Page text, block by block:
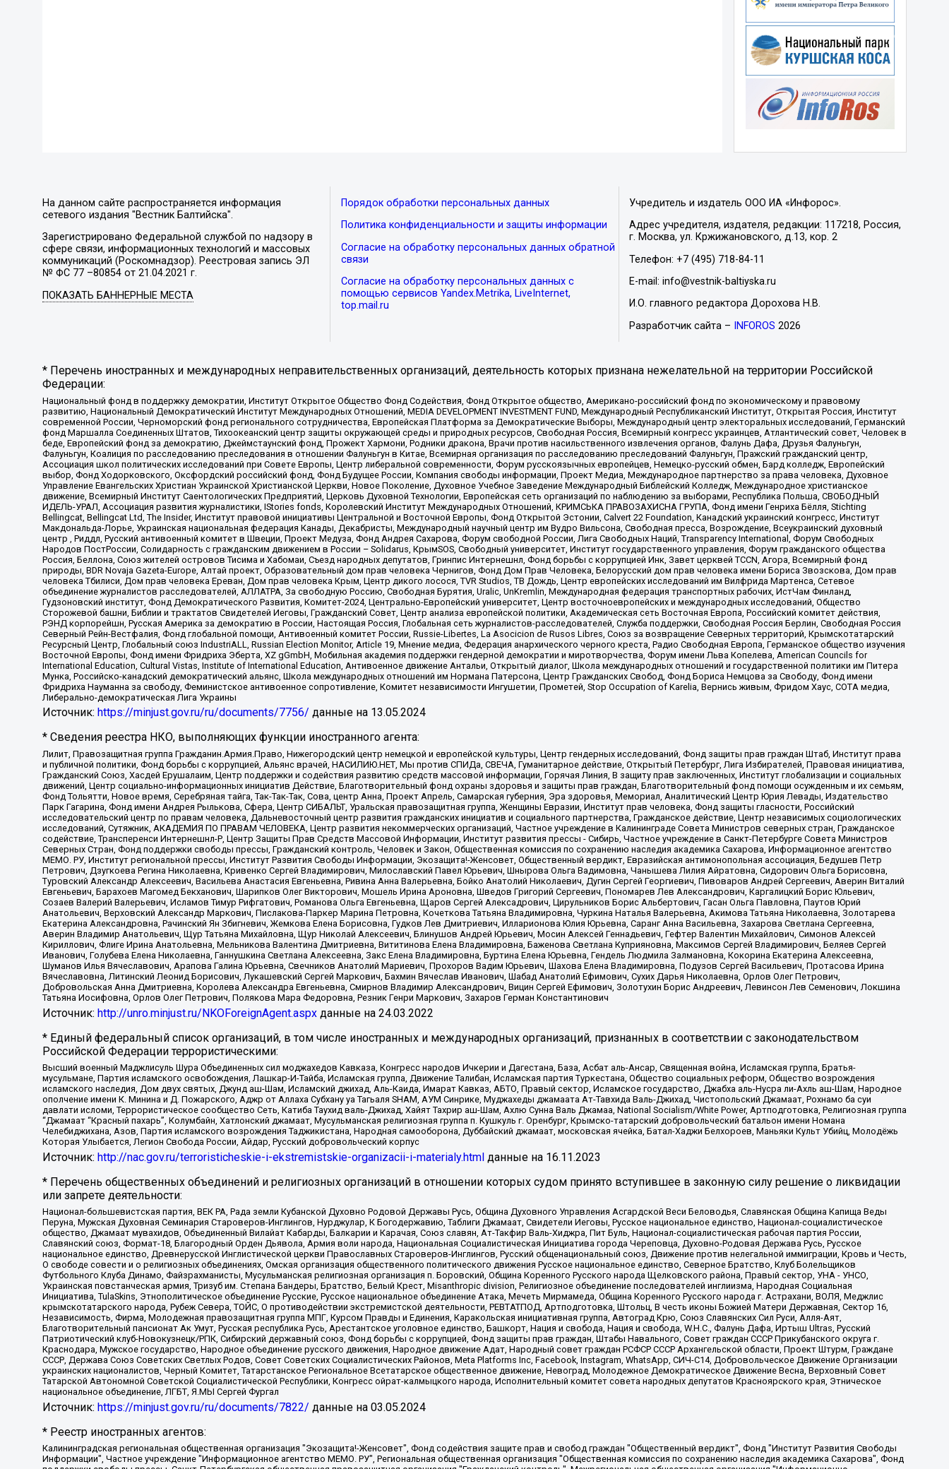
На данном сайте распространяется информация
сетевого издания "Вестник Балтийска".
Зарегистрировано Федеральной службой по надзору в
сфере связи, информационных технологий и массовых
коммуникаций (Роскомнадзор). Реестровая запись ЭЛ
№ ФС 77 –80854 от 21.04.2021 г.
ПОКАЗАТЬ БАННЕРНЫЕ МЕСТА
Порядок обработки персональных данных
Политика конфиденциальности и защиты информации
Согласие на обработку персональных данных обратной
связи
Согласие на обработку персональных данных с
помощью сервисов Yandex.Metrika, LiveInternet,
top.mail.ru
Учредитель и издатель ООО ИА «Инфорос».
Адрес учредителя, издателя, редакции: 117218, Россия,
г. Москва, ул. Кржижановского, д.13, кор. 2
Телефон: +7 (495) 718-84-11
E-mail: info@vestnik-baltiyska.ru
И.О. главного редактора Дорохова Н.В.
Разработчик сайта –
INFOROS 2026
* Перечень иностранных и международных неправительственных организаций, деятельность которых признана нежелательной на территории Российской
Федерации:
Национальный фонд в поддержку демократии, Институт Открытое Общество Фонд Содействия, Фонд Открытое общество, Американо-российский фонд по экономическому и правовому
развитию, Национальный Демократический Институт Международных Отношений, MEDIA DEVELOPMENT INVESTMENT FUND, Международный Республиканский Институт, Открытая Россия, Институт
современной России, Черноморский фонд регионального сотрудничества, Европейская Платформа за Демократические Выборы, Международный центр электоральных исследований, Германский
фонд Маршалла Соединенных Штатов, Тихоокеанский центр защиты окружающей среды и природных ресурсов, Свободная Россия, Всемирный конгресс украинцев, Атлантический совет, Человек в
беде, Европейский фонд за демократию, Джеймстаунский фонд, Прожект Хармони, Родники дракона, Врачи против насильственного извлечения органов, Фалунь Дафа, Друзья Фалуньгун,
Фалуньгун, Коалиция по расследованию преследования в отношении Фалуньгун в Китае, Всемирная организация по расследованию преследований Фалуньгун, Пражский гражданский центр,
Ассоциация школ политических исследований при Совете Европы, Центр либеральной современности, Форум русскоязычных европейцев, Немецко-русский обмен, Бард колледж, Европейский
выбор, Фонд Ходорковского, Оксфордский российский фонд, Фонд Будущее России, Компания свободы информации, Проект Медиа, Международное партнерство за права человека, Духовное
Управление Евангельских Христиан Украинской Христианской Церкви, Новое Поколение, Духовное Учебное Заведение Международный Библейский Колледж, Международное христианское
движение, Всемирный Институт Саентологических Предприятий, Церковь Духовной Технологии, Европейская сеть организаций по наблюдению за выборами, Республика Польша, СВОБОДНЫЙ
ИДЕЛЬ-УРАЛ, Ассоциация развития журналистики, IStories fonds, Королевский Институт Международных Отношений, КРИМСЬКА ПРАВОЗАХИСНА ГРУПА, Фонд имени Генриха Бёлля, Stichting
Bellingcat, Bellingcat Ltd, The Insider, Институт правовой инициативы Центральной и Восточной Европы, Фонд Открытой Эстонии, Calvert 22 Foundation, Канадский украинский конгресс, Институт
Макдональда-Лорье, Украинская национальная федерация Канады, Декабристы, Международный научный центр им Вудро Вильсона, Свободная пресса, Возрождение, Всеукраинский духовный
центр , Риддл, Русский антивоенный комитет в Швеции, Проект Медуза, Фонд Андрея Сахарова, Форум свободной России, Лига Свободных Наций, Transparеncy International, Форум Свободных
Народов ПостРоссии, Солидарность с гражданским движением в России – Solidarus, КрымSOS, Свободный университет, Институт государственного управления, Форум гражданского общества
Россия, Беллона, Союз жителей островов Тисима и Хабомаи, Съезд народных депутатов, Гринпис Интернешнл, Фонд борьбы с коррупцией Инк, Завет церквей TCCN, Агора, Всемирный фонд
природы, BDR Novaja Gazeta-Europe, Алтай проект, Образовательный дом прав человека Чернигов, Фонд Дом Прав Человека, Белорусский дом прав человека имени Бориса Звозскова, Дом прав
человека Тбилиси, Дом прав человека Ереван, Дом прав человека Крым, Центр дикого лосося, TVR Studios, ТВ Дождь, Центр европейских исследований им Вилфрида Мартенса, Сетевое
объединение журналистов расследователей, АЛЛАТРА, За свободную Россию, Свободная Бурятия, Uralic, UnKremlin, Международная федерация транспортных рабочих, ИстЧам Финланд,
Гудзоновский институт, Фонд Демократического Развития, Комитет-2024, Центрально-Европейский университет, Центр восточноевропейских и международных исследований, Общество
Сторожевой башни, Библии и трактатов Свидетелей Иеговы, Гражданский Совет, Центр анализа европейской политики, Академическая сеть Восточная Европа, Российский комитет действия,
РЭНД корпорейшн, Русская Америка за демократию в России, Настоящая Россия, Глобальная сеть журналистов-расследователей, Служба поддержки, Свободная Россия Берлин, Свободная Россия
Северный Рейн-Вестфалия, Фонд глобальной помощи, Антивоенный комитет России, Russie-Libertes, La Asocicion de Rusos Libres, Союз за возвращение Северных территорий, Крымскотатарский
Ресурсный Центр, Глобальный союз IndustriALL, Russian Election Monitor, Article 19, Мнение медиа, Федерация анархического черного креста, Радио Свободная Европа, Германское общество изучения
Восточной Европы, Фонд имени Фридриха Эберта, XZ gGmbH, Мобильная академия поддержки гендерной демократии и миротворчества, Форум имени Льва Копелева, American Councils for
International Education, Cultural Vistas, Institute of International Education, Антивоенное движение Антальи, Открытый диалог, Школа международных отношений и государственной политики им Питера
Мунка, Российско-канадский демократический альянс, Школа международных отношений им Нормана Патерсона, Центр Гражданских Свобод, Фонд Бориса Немцова за Свободу, Фонд имени
Фридриха Науманна за свободу, Феминистское антивоенное сопротивление, Комитет независимости Ингушетии, Прометей, Stop Occupation of Karelia, Вернись живым, Фридом Хаус, СОТА медиа,
Либерально-демократическая Лига Украины
Источник: https://minjust.gov.ru/ru/documents/7756/ данные на 13.05.2024
* Сведения реестра НКО, выполняющих функции иностранного агента:
Лилит, Правозащитная группа Гражданин.Армия.Право, Нижегородский центр немецкой и европейской культуры, Центр гендерных исследований, Фонд защиты прав граждан Штаб, Институт права
и публичной политики, Фонд борьбы с коррупцией, Альянс врачей, НАСИЛИЮ.НЕТ, Мы против СПИДа, СВЕЧА, Гуманитарное действие, Открытый Петербург, Лига Избирателей, Правовая инициатива,
Гражданский Союз, Хасдей Ерушалаим, Центр поддержки и содействия развитию средств массовой информации, Горячая Линия, В защиту прав заключенных, Институт глобализации и социальных
движений, Центр социально-информационных инициатив Действие, Благотворительный фонд охраны здоровья и защиты прав граждан, Благотворительный фонд помощи осужденным и их семьям,
Фонд Тольятти, Новое время, Серебряная тайга, Так-Так-Так, Сова, центр Анна, Проект Апрель, Самарская губерния, Эра здоровья, Мемориал, Аналитический Центр Юрия Левады, Издательство
Парк Гагарина, Фонд имени Андрея Рылькова, Сфера, Центр СИБАЛЬТ, Уральская правозащитная группа, Женщины Евразии, Институт прав человека, Фонд защиты гласности, Российский
исследовательский центр по правам человека, Дальневосточный центр развития гражданских инициатив и социального партнерства, Гражданское действие, Центр независимых социологических
исследований, Сутяжник, АКАДЕМИЯ ПО ПРАВАМ ЧЕЛОВЕКА, Центр развития некоммерческих организаций, Частное учреждение в Калининграде Совета Министров северных стран, Гражданское
содействие, Трансперенси Интернешнл-Р, Центр Защиты Прав Средств Массовой Информации, Институт развития прессы - Сибирь, Частное учреждение в Санкт-Петербурге Совета Министров
Северных Стран, Фонд поддержки свободы прессы, Гражданский контроль, Человек и Закон, Общественная комиссия по сохранению наследия академика Сахарова, Информационное агентство
МЕМО. РУ, Институт региональной прессы, Институт Развития Свободы Информации, Экозащита!-Женсовет, Общественный вердикт, Евразийская антимонопольная ассоциация, Бедушев Петр
Петрович, Дзугкоева Регина Николаевна, Кривенко Сергей Владимирович, Милославский Павел Юрьевич, Шнырова Ольга Вадимовна, Чанышева Лилия Айратовна, Сидорович Ольга Борисовна,
Туровский Александр Алексеевич, Васильева Анастасия Евгеньевна, Ривина Анна Валерьевна, Бойко Анатолий Николаевич, Дугин Сергей Георгиевич, Пивоваров Андрей Сергеевич, Аверин Виталий
Евгеньевич, Барахоев Магомед Бекханович, Шарипков Олег Викторович, Мошель Ирина Ароновна, Шведов Григорий Сергеевич, Пономарев Лев Александрович, Каргалицкий Борис Юльевич,
Созаев Валерий Валерьевич, Исламов Тимур Рифгатович, Романова Ольга Евгеньевна, Щаров Сергей Алексадрович, Цирульников Борис Альбертович, Гасан Ольга Павловна, Паутов Юрий
Анатольевич, Верховский Александр Маркович, Пислакова-Паркер Марина Петровна, Кочеткова Татьяна Владимировна, Чуркина Наталья Валерьевна, Акимова Татьяна Николаевна, Золотарева
Екатерина Александровна, Рачинский Ян Збигневич, Жемкова Елена Борисовна, Гудков Лев Дмитриевич, Илларионова Юлия Юрьевна, Саранг Анна Васильевна, Захарова Светлана Сергеевна,
Аверин Владимир Анатольевич, Щур Татьяна Михайловна, Щур Николай Алексеевич, Блинушов Андрей Юрьевич, Мосин Алексей Геннадьевич, Гефтер Валентин Михайлович, Симонов Алексей
Кириллович, Флиге Ирина Анатольевна, Мельникова Валентина Дмитриевна, Вититинова Елена Владимировна, Баженова Светлана Куприяновна, Максимов Сергей Владимирович, Беляев Сергей
Иванович, Голубева Елена Николаевна, Ганнушкина Светлана Алексеевна, Закс Елена Владимировна, Буртина Елена Юрьевна, Гендель Людмила Залмановна, Кокорина Екатерина Алексеевна,
Шуманов Илья Вячеславович, Арапова Галина Юрьевна, Свечников Анатолий Мариевич, Прохоров Вадим Юрьевич, Шахова Елена Владимировна, Подузов Сергей Васильевич, Протасова Ирина
Вячеславовна, Литинский Леонид Борисович, Лукашевский Сергей Маркович, Бахмин Вячеслав Иванович, Шабад Анатолий Ефимович, Сухих Дарья Николаевна, Орлов Олег Петрович,
Добровольская Анна Дмитриевна, Королева Александра Евгеньевна, Смирнов Владимир Александрович, Вицин Сергей Ефимович, Золотухин Борис Андреевич, Левинсон Лев Семенович, Локшина
Татьяна Иосифовна, Орлов Олег Петрович, Полякова Мара Федоровна, Резник Генри Маркович, Захаров Герман Константинович
Источник: http://unro.minjust.ru/NKOForeignAgent.aspx данные на 24.03.2022
* Единый федеральный список организаций, в том числе иностранных и международных организаций, признанных в соответствии с законодательством
Российской Федерации террористическими:
Высший военный Маджлисуль Шура Объединенных сил моджахедов Кавказа, Конгресс народов Ичкерии и Дагестана, База, Асбат аль-Ансар, Священная война, Исламская группа, Братья-
мусульмане, Партия исламского освобождения, Лашкар-И-Тайба, Исламская группа, Движение Талибан, Исламская партия Туркестана, Общество социальных реформ, Общество возрождения
исламского наследия, Дом двух святых, Джунд аш-Шам, Исламский джихад, Аль-Каида, Имарат Кавказ, АБТО, Правый сектор, Исламское государство, Джабха аль-Нусра ли-Ахль аш-Шам, Народное
ополчение имени К. Минина и Д. Пожарского, Аджр от Аллаха Субхану уа Тагьаля SHAM, АУМ Синрике, Муджахеды джамаата Ат-Тавхида Валь-Джихад, Чистопольский Джамаат, Рохнамо ба суи
давлати исломи, Террористическое сообщество Сеть, Катиба Таухид валь-Джихад, Хайят Тахрир аш-Шам, Ахлю Сунна Валь Джамаа, National Socialism/White Power, Артподготовка, Религиозная группа
“Джамаат “Красный пахарь”, Колумбайн, Хатлонский джамаат, Мусульманская религиозная группа п. Кушкуль г. Оренбург, Крымско-татарский добровольческий батальон имени Номана
Челебиджихана, Азов, Партия исламского возрождения Таджикистана, Народная самооборона, Дуббайский джамаат, московская ячейка, Батал-Хаджи Белхороев, Маньяки Культ Убийц, Молодёжь
Которая Улыбается, Легион Свобода России, Айдар, Русский добровольческий корпус
Источник: http://nac.gov.ru/terroristicheskie-i-ekstremistskie-organizacii-i-materialy.html данные на 16.11.2023
* Перечень общественных объединений и религиозных организаций в отношении которых судом принято вступившее в законную силу решение о ликвидации
или запрете деятельности:
Национал-большевистская партия, ВЕК РА, Рада земли Кубанской Духовно Родовой Державы Русь, Община Духовного Управления Асгардской Веси Беловодья, Славянская Община Капища Веды
Перуна, Мужская Духовная Семинария Староверов-Инглингов, Нурджулар, К Богодержавию, Таблиги Джамаат, Свидетели Иеговы, Русское национальное единство, Национал-социалистическое
общество, Джамаат мувахидов, Объединенный Вилайат Кабарды, Балкарии и Карачая, Союз славян, Ат-Такфир Валь-Хиджра, Пит Буль, Национал-социалистическая рабочая партия России,
Славянский союз, Формат-18, Благородный Орден Дьявола, Армия воли народа, Национальная Социалистическая Инициатива города Череповца, Духовно-Родовая Держава Русь, Русское
национальное единство, Древнерусской Инглистической церкви Православных Староверов-Инглингов, Русский общенациональный союз, Движение против нелегальной иммиграции, Кровь и Честь,
О свободе совести и о религиозных объединениях, Омская организация общественного политического движения Русское национальное единство, Северное Братство, Клуб Болельщиков
Футбольного Клуба Динамо, Файзрахманисты, Мусульманская религиозная организация п. Боровский, Община Коренного Русского народа Щелковского района, Правый сектор, УНА - УНСО,
Украинская повстанческая армия, Тризуб им. Степана Бандеры, Братство, Белый Крест, Misanthropic division, Религиозное объединение последователей инглиизма, Народная Социальная
Инициатива, TulaSkins, Этнополитическое объединение Русские, Русское национальное объединение Атака, Мечеть Мирмамеда, Община Коренного Русского народа г. Астрахани, ВОЛЯ, Меджлис
крымскотатарского народа, Рубеж Севера, ТОЙС, О противодействии экстремистской деятельности, РЕВТАТПОД, Артподготовка, Штольц, В честь иконы Божией Матери Державная, Сектор 16,
Независимость, Фирма, Молодежная правозащитная группа МПГ, Курсом Правды и Единения, Каракольская инициативная группа, Автоград Крю, Союз Славянских Сил Руси, Алля-Аят,
Благотворительный пансионат Ак Умут, Русская республика Русь, Арестантское уголовное единство, Башкорт, Нация и свобода, Нация и свобода, W.H.С., Фалунь Дафа, Иртыш Ultras, Русский
Патриотический клуб-Новокузнецк/РПК, Сибирский державный союз, Фонд борьбы с коррупцией, Фонд защиты прав граждан, Штабы Навального, Совет граждан СССР Прикубанского округа г.
Краснодара, Мужское государство, Народное объединение русского движения, Народное движение Адат, Народный совет граждан РСФСР СССР Архангельской области, Проект Штурм, Граждане
СССР, Держава Союз Советских Светлых Родов, Совет Советских Социалистических Районов, Meta Platforms Inc, Facebook, Instagram, WhatsApp, СИЧ-С14, Добровольческое Движение Организации
украинских националистов, Черный Комитет, Татарстанское Региональное Всетатарское общественное движение, Невоград, Молодежное Демократическое Движение Весна, Верховный Совет
Татарской Автономной Советской Социалистической Республики, Конгресс ойрат-калмыцкого народа, Исполнительный комитет совета народных депутатов Красноярского края, Этническое
национальное объединение, ЛГБТ, Я.МЫ Сергей Фургал
Источник: https://minjust.gov.ru/ru/documents/7822/ данные на 03.05.2024
* Реестр иностранных агентов:
Калининградская региональная общественная организация "Экозащита!-Женсовет", Фонд содействия защите прав и свобод граждан "Общественный вердикт", Фонд "Институт Развития Свободы Информации", Частное учреждение "Информационное агентство МЕМО. РУ", Региональная общественная организация "Общественная комиссия по сохранению наследия академика Сахарова", Фонд поддержки свободы прессы, Санкт-Петербургская общественная правозащитная организация "Гражданский контроль", Межрегиональная общественная организация "Информационно-просветительский центр "Мемориал", Региональный Фонд "Центр Защиты Прав Средств Массовой Информации", с 05.12.2023 Фонд "Центр Защиты Прав Средств массовой информации", Региональная общественная благотворительная организация помощи беженцам и мигрантам "Гражданское содействие", Негосударственное образовательное учреждение дополнительного профессионального образования (повышение квалификации) специалистов "АКАДЕМИЯ ПО ПРАВАМ ЧЕЛОВЕКА", Свердловская региональная общественная организация "Сутяжник", Автономная некоммерческая организация "Центр независимых социологических исследований", Союз общественных объединений "Российский исследовательский центр по правам человека", Региональное общественное учреждение научно-информационный центр "МЕМОРИАЛ", Некоммерческая организация "Фонд защиты гласности", Автономная некоммерческая организация "Институт прав человека", Городская общественная организация "Екатеринбургское общество "МЕМОРИАЛ", Городская общественная организация "Рязанское историко-просветительское и правозащитное общество "Мемориал" (Рязанский Мемориал), Челябинский региональный орган общественной самодеятельности – женское общественное объединение "Женщины Евразии", Челябинский региональный орган общественной самодеятельности "Уральская правозащитная группа", Фонд содействия защите здоровья и социальной справедливости имени Андрея Рылькова, Автономная Некоммерческая Организация "Аналитический Центр Юрия Левады", Автономная некоммерческая организация социальной поддержки населения "Проект Апрель", Региональная общественная организация помощи женщинам и детям, находящимся в кризисной ситуации "Информационно-методический центр "Анна", Фонд содействия развитию массовых коммуникаций и правовому просвещению "Так-так-Так", Фонд содействия устойчивому развитию "Серебряная тайга", Свердловский региональный общественный фонд социальных проектов "Новое время", "Idel.Реалии", Кавказ.Реалии, Крым.Реалии, Телеканал Настоящее Время, Татаро-башкирская служба Радио Свобода (Azatliq Radiosi), Радио Свободная Европа/Радио Свобода (PCE/PC), "Сибирь.Реалии", "Фактограф", Благотворительный фонд помощи осужденным и их семьям, Автономная некоммерческая организация "Институт глобализации и социальных движений", Фонд "В защиту прав заключенных", Частное учреждение "Центр поддержки и содействия развитию средств массовой информации", Пензенский региональный общественный благотворительный фонд "Гражданский союз", "Север.Реалии", Некоммерческая организация Фонд "Правовая инициатива", Общество с ограниченной ответственностью "Радио Свободная Европа/Радио Свобода", Чешское информационное агентство "MEDIUM-ORIENT", Красноярская региональная общественная организация "Мы против СПИДа", Камалягин Денис Николаевич, Маркелов Сергей Евгеньевич, Пономарев Лев Александрович, Савицкая Людмила Алексеевна, Автономная некоммерческая организация "Центр по работе с проблемой насилия "НАСИЛИЮ.НЕТ", Межрегиональный профессиональный союз работников здравоохранения "Альянс врачей", Юридическое лицо, зарегистрированное в Латвийской Республике, SIA "Medusa Project" (регистрационный номер 40103797863, дата регистрации 10.06.2014), Некоммерческая организация "Фонд по борьбе с коррупцией", Автономная некоммерческая организация "Институт права и публичной политики", Баданин Роман Сергеевич, Гликин Максим Александрович, Железнова Мария Михайловна, Лукьянова Юлия Сергеевна, Маетная Елизавета Витальевна, Маняхин Петр Борисович, Чуракова Ольга Владимировна, Ярош Юлия Петровна, Юридическое лицо "The Insider SIA", зарегистрированное в Риге, Латвийская Республика (дата регистрации 26.06.2015), являющееся администратором доменного имени интернет-издания "The Insider SIA", https://theins.ru, Постернак Алексей Евгеньевич, Рубин Михаил Аркадьевич, Анин Роман Александрович, Юридическое лицо Istories fonds, зарегистрированное в Латвийской Республике (регистрационный номер 50008295751, дата регистрации 24.02.2020), Великовский Дмитрий Александрович, Долинина Ирина Николаевна, Мароховская Алеся Алексеевна, Шлейнов Роман Юрьевич, Шмагун Олеся Валентиновна, Общество с ограниченной ответственностью "Альтаир 2021", Общество с ограниченной ответственностью "Вега 2021", Общество с ограниченной ответственностью "Главный редактор 2021", Общество с ограниченной ответственностью "Ромашки монолит", Важенков Артем Валерьевич, Ивановская областная общественная организация "Центр гендерных исследований", Гурман Юрий Альбертович, Медиапроект "ОВД-Инфо", Егоров Владимир Владимирович, Жилинский Владимир Александрович, Общество с ограниченной ответственностью "ЗП", Иванова София Юрьевна, Карезина Инна Павловна, Кильтау Екатерина Викторовна, Петров Алексей Викторович, Пискунов Сергей Евгеньевич, Смирнов Сергей Сергеевич, Тихонов Михаил Сергеевич, Общество с ограниченной ответственностью "ЖУРНАЛИСТ-ИНОСТРАННЫЙ АГЕНТ", Арапова Галина Юрьевна, Вольтская Татьяна Анатольевна, Американская компания "Mason G.E.S. Anonymous Foundation" (США), являющаяся владельцем интернет-издания https://mnews.world/, Компания "Stichting Bellingcat", зарегистрированная в Нидерландах (дата регистрации 11.07.2018), Захаров Андрей Вячеславович, Клепиковская Екатерина Дмитриевна, Общество с ограниченной ответственностью "МЕМО", Перл Роман Александрович, Симонов Евгений Алексеевич, Соловьева Елена Анатольевна, Сотников Даниил Владимирович, Сурначева Елизавета Дмитриевна, Автономная некоммерческая организация по защите прав человека и информированию населения "Якутия – Наше Мнение", Общество с ограниченной ответственностью "Москоу диджитал медиа", с 26.01.2023 Общество с ограниченной ответственностью "Чайка Белые сады", Ветошкина Валерия Валерьевна, Заговора Максим Александрович, Межрегиональное общественное движение "Российская ЛГБТ - сеть", Оленичев Максим Владимирович, Павлов Иван Юрьевич, Скворцова Елена Сергеевна, Общество с ограниченной ответственностью "Как бы инагент", Кочетков Игорь Викторович, Общество с ограниченной ответственностью "Честные выборы", Еланчик Олег Александрович, Общество с ограниченной ответственностью "Нобелевский призыв", Гималова Регина Эмилевна, Григорьев Андрей Валерьевич, Григорьева Алина Александровна, Ассоциация по содействию защите прав призывников, альтернативнослужащих и военнослужащих "Правозащитная группа "Гражданин.Армия.Право", Хисамова Регина Фаритовна, Автономная некоммерческая организация по реализации социально-правовых программ "Лилит", Дальневосточное общественное движение "Маяк", Санкт-Петербургская ЛГБТ-инициативная группа "Выход", Инициативная группа ЛГБТ+ "Реверс", Алексеев Андрей Викторович, Бекбулатова Таисия Львовна, Беляев Иван Михайлович, Владыкина Елена Сергеевна, Гельман Марат Александрович, Никульшина Вероника Юрьевна, Толоконникова Надежда Андреевна, Шендерович Виктор Анатольевич, Общество с ограниченной ответственностью "Данное сообщение", Общество с ограниченной ответственностью Издательский дом "Новая глава", Айнбиндер Александра Александровна, Московский комьюнити-центр для ЛГБТ+инициатив, Благотворительный фонд развития филантропии, Deutsche Welle (Германия, Kurt-Schumacher-Strasse 3, 53113 Bonn), Борзунова Мария Михайловна, Воробьев Виктор Викторович, Голубева Анна Львовна, Константинова Алла Михайловна, Малкова Ирина Владимировна, Мурадов Мурад Абдулгалимович, Осетинская Елизавета Николаевна, Понасенков Евгений Николаевич, Ганапольский Матвей Юрьевич, Киселев Евгений Алексеевич, Борухович Ирина Григорьевна, Дремин Иван Тимофеевич, Дубровский Дмитрий Викторович, Красноярская региональная общественная организация поддержки и развития альтернативных образовательных технологий и межкультурных коммуникаций "ИНТЕРРА", Маяковская Екатерина Алексеевна, Фейгин Марк Захарович, Филимонов Андрей Викторович, Дзугкоева Регина Николаевна, Доброхотов Роман Александрович, Дудь Юрий Александрович, Елкин Сергей Владимирович, Кругликов Кирилл Игоревич, Сабунаева Мария Леонидовна, Семенов Алексей Владимирович, Шаинян Карен Багратович, Шульман Екатерина Михайловна, Асафьев Артур Валерьевич, Вахштайн Виктор Семенович, Венедиктов Алексей Алексеевич, Лушникова Екатерина Евгеньевна, Волков Леонид Михайлович, Невзоров Александр Глебович, Пархоменко Сергей Борисович, Сироткин Ярослав Николаевич, Кара-Мурза Владимир Владимирович, Баранова Наталья Владимировна, Гозман Леонид Яковлевич, Кагарлицкий Борис Юльевич, Климарев Михаил Валерьевич, Милов Владимир Станиславович, Автономная некоммерческая организация Краснодарский центр современного искусства "Типография", Моргенштерн Алишер Тагирович, Соболь Любовь Эдуардовна, Общество с ограниченной ответственностью "ЛИЗА НОРМ", Каспаров Гарри Кимович, Ходорковский Михаил Борисович, Общество с ограниченной ответственностью "Апрельские тезисы", Данилович Ирина Брониславовна, Кашин Олег Владимирович, Петров Николай Владимирович, Пивоваров Алексей Владимирович, Соколов Михаил Владимирович, Цветкова Юлия Владимировна, Чичваркин Евгений Александрович, Комитет против пыток/Команда против пыток, Общество с ограниченной ответственностью "Первый научный", Общество с ограниченной ответственностью "Вертолет и ко", Белоцерковская Вероника Борисовна, Кац Максим Евгеньевич, Лазарева Татьяна Юрьевна, Шаведдинов Руслан Табризович, Яшин Илья Валерьевич, Общество с ограниченной ответственностью "Иноагент ААВ", Алешковский Дмитрий Петрович, Альбац Евгения Марковна, Быков Дмитрий Львович, Галямина Юлия Евгеньевна, Лойко Сергей Леонидович, Мартынов Кирилл Константинович, Медведев Сергей Александрович, Крашенинников Федор Геннадиевич, Гордеева Катерина Вл